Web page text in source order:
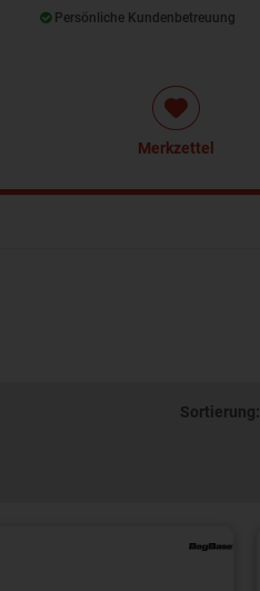
Persönliche Kundenbetreuung
Merkzettel
Sortierung: